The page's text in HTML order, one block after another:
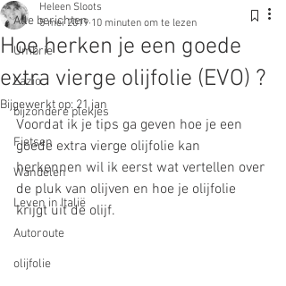
Alle berichten
Umbrie
Lazio
bijzondere plekjes
Fietsen
Wandelen
Leven in Italië
Autoroute
olijfolie
Hoe herken je een goede
extra vierge olijfolie (EVO) ?
Heleen Sloots
5 mei 2019 10 minuten om te lezen
Bijgewerkt op: 21 jan
Voordat ik je tips ga geven hoe je een
goede extra vierge olijfolie kan
herkennen wil ik eerst wat vertellen over
de pluk van olijven en hoe je olijfolie
krijgt uit de olijf.